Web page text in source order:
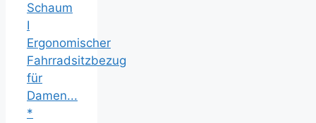
Schaum
I
Ergonomischer
Fahrradsitzbezug
für
Damen...
*